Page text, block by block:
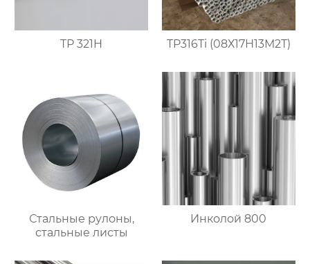
TP 321H TP316Ti (08Х17Н13М2Т)
Стальные рулоны,
стальные листы
Инколой 800